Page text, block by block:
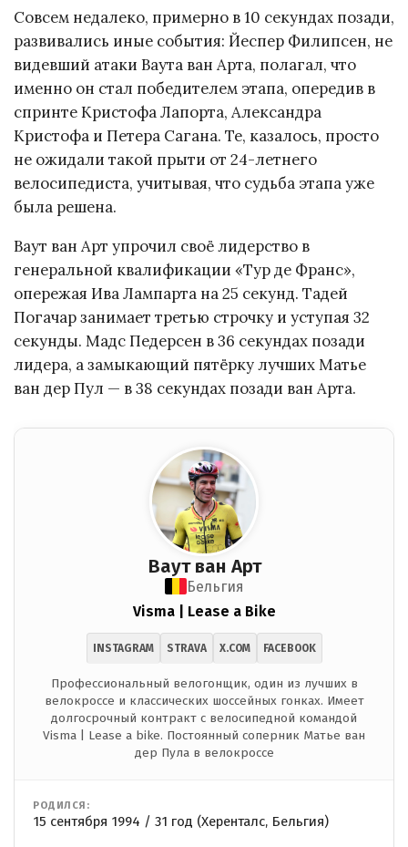
Совсем недалеко, примерно в 10 секундах позади,
развивались иные события: Йеспер Филипсен, не
видевший атаки Ваута ван Арта, полагал, что
именно он стал победителем этапа, опередив в
спринте Кристофа Лапорта, Александра
Кристофа и Петера Сагана. Те, казалось, просто
не ожидали такой прыти от 24-летнего
велосипедиста, учитывая, что судьба этапа уже
была решена.
Ваут ван Арт упрочил своё лидерство в
генеральной квалификации «Тур де Франс»,
опережая Ива Лампарта на 25 секунд. Тадей
Погачар занимает третью строчку и уступая 32
секунды. Мадс Педерсен в 36 секундах позади
лидера, а замыкающий пятёрку лучших Матье
ван дер Пул — в 38 секундах позади ван Арта.
Ваут ван Арт
Бельгия
Visma | Lease a Bike
INSTAGRAM STRAVA X.COM FACEBOOK
Профессиональный велогонщик, один из лучших в
велокроссе и классических шоссейных гонках. Имеет
долгосрочный контракт с велосипедной командой
Visma | Lease a bike. Постоянный соперник Матье ван
дер Пула в велокроссе
РОДИЛСЯ:
15 сентября 1994 / 31 год (Херенталс, Бельгия)